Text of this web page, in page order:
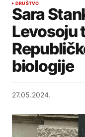
DRUŠTVO
Sara
Levosoju
biologije
27.05.2024.